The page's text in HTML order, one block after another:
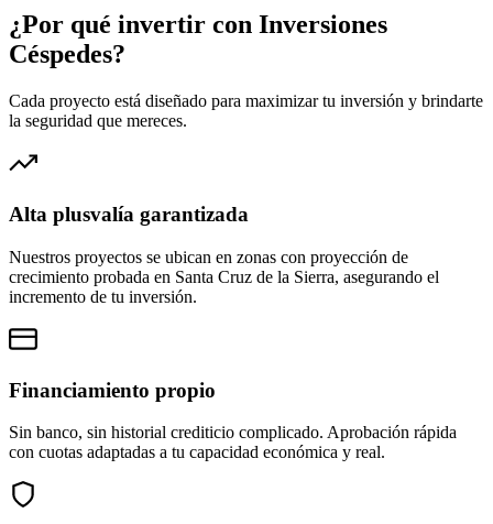
¿Por qué invertir con Inversiones
Céspedes?
Cada proyecto está diseñado para maximizar tu inversión y brindarte
la seguridad que mereces.
Alta plusvalía garantizada
Nuestros proyectos se ubican en zonas con proyección de
crecimiento probada en Santa Cruz de la Sierra, asegurando el
incremento de tu inversión.
Financiamiento propio
Sin banco, sin historial crediticio complicado. Aprobación rápida
con cuotas adaptadas a tu capacidad económica y real.